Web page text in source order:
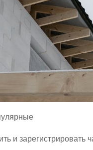
и зарегистрировать